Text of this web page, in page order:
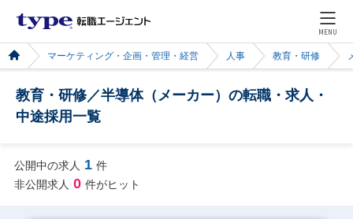
MENU
マーケティング・企画・管理・経営 人事 教育・研修
教育・研修／半導体（メーカー）の転職・求人・
中途採用一覧
公開中の求人 1 件
非公開求人 0 件がヒット